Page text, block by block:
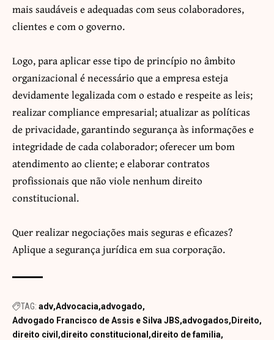
mais saudáveis e adequadas com seus colaboradores,
clientes e com o governo.
Logo, para aplicar esse tipo de princípio no âmbito
organizacional é necessário que a empresa esteja
devidamente legalizada com o estado e respeite as leis;
realizar compliance empresarial; atualizar as políticas
de privacidade, garantindo segurança às informações e
integridade de cada colaborador; oferecer um bom
atendimento ao cliente; e elaborar contratos
profissionais que não viole nenhum direito
constitucional.
Quer realizar negociações mais seguras e eficazes?
Aplique a segurança jurídica em sua corporação.
TAG: adv Advocacia advogado
Advogado Francisco de Assis e Silva JBS advogados Direito
direito civil
direito constitucional direito de familia